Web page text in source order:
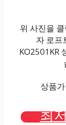
위 사진을
자 로프
KO2501KR
상품
최